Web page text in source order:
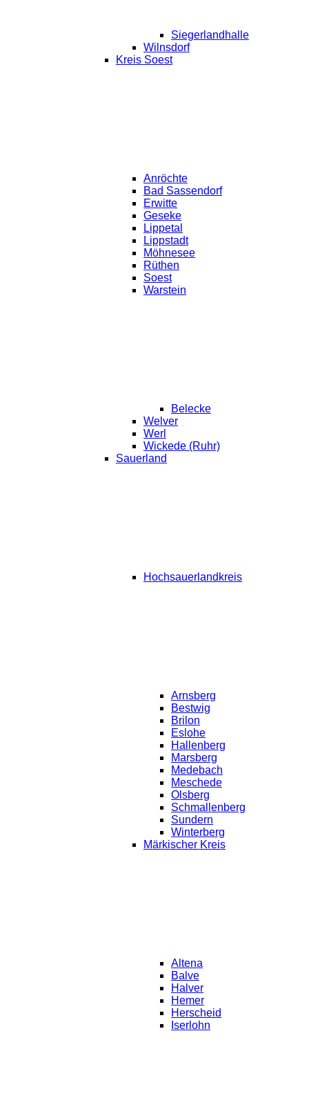
Siegerlandhalle
Wilnsdorf
Kreis Soest
Anröchte
Bad Sassendorf
Erwitte
Geseke
Lippetal
Lippstadt
Möhnesee
Rüthen
Soest
Warstein
Belecke
Welver
Werl
Wickede (Ruhr)
Sauerland
Hochsauerlandkreis
Arnsberg
Bestwig
Brilon
Eslohe
Hallenberg
Marsberg
Medebach
Meschede
Olsberg
Schmallenberg
Sundern
Winterberg
Märkischer Kreis
Altena
Balve
Halver
Hemer
Herscheid
Iserlohn